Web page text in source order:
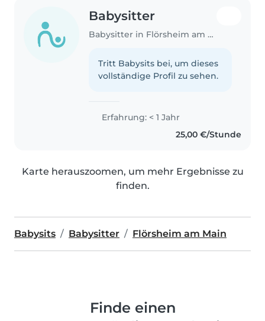
Babysitter
Babysitter in Flörsheim am Main
Tritt Babysits bei, um dieses
vollständige Profil zu sehen.
Erfahrung: < 1 Jahr
25,00 €/Stunde
Karte herauszoomen, um mehr Ergebnisse zu
finden.
Babysits Babysitter Flörsheim am Main
Finde einen